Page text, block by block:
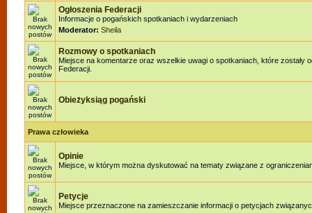
Ogłoszenia Federacji
Informacje o pogańskich spotkaniach i wydarzeniach
Moderator: Sheila
Rozmowy o spotkaniach
Miejsce na komentarze oraz wszelkie uwagi o spotkaniach, które zostały
Federacji.
Obieżyksiąg pogański
Prawa człowieka
Opinie
Miejsce, w którym można dyskutować na tematy związane z
Petycje
Miejsce przeznaczone na zamieszczanie informacji o petycjach